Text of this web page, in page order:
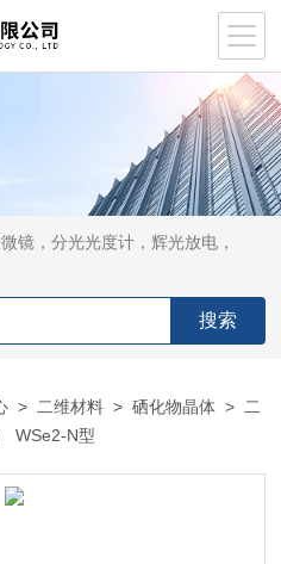
镜，分光光度计，辉光放电，
> 二维材料 >硒化物晶体 > 二
WSe2-N型